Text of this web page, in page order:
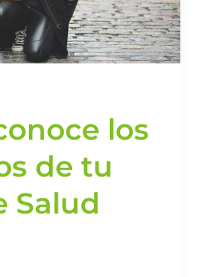
los
de tu
Salud